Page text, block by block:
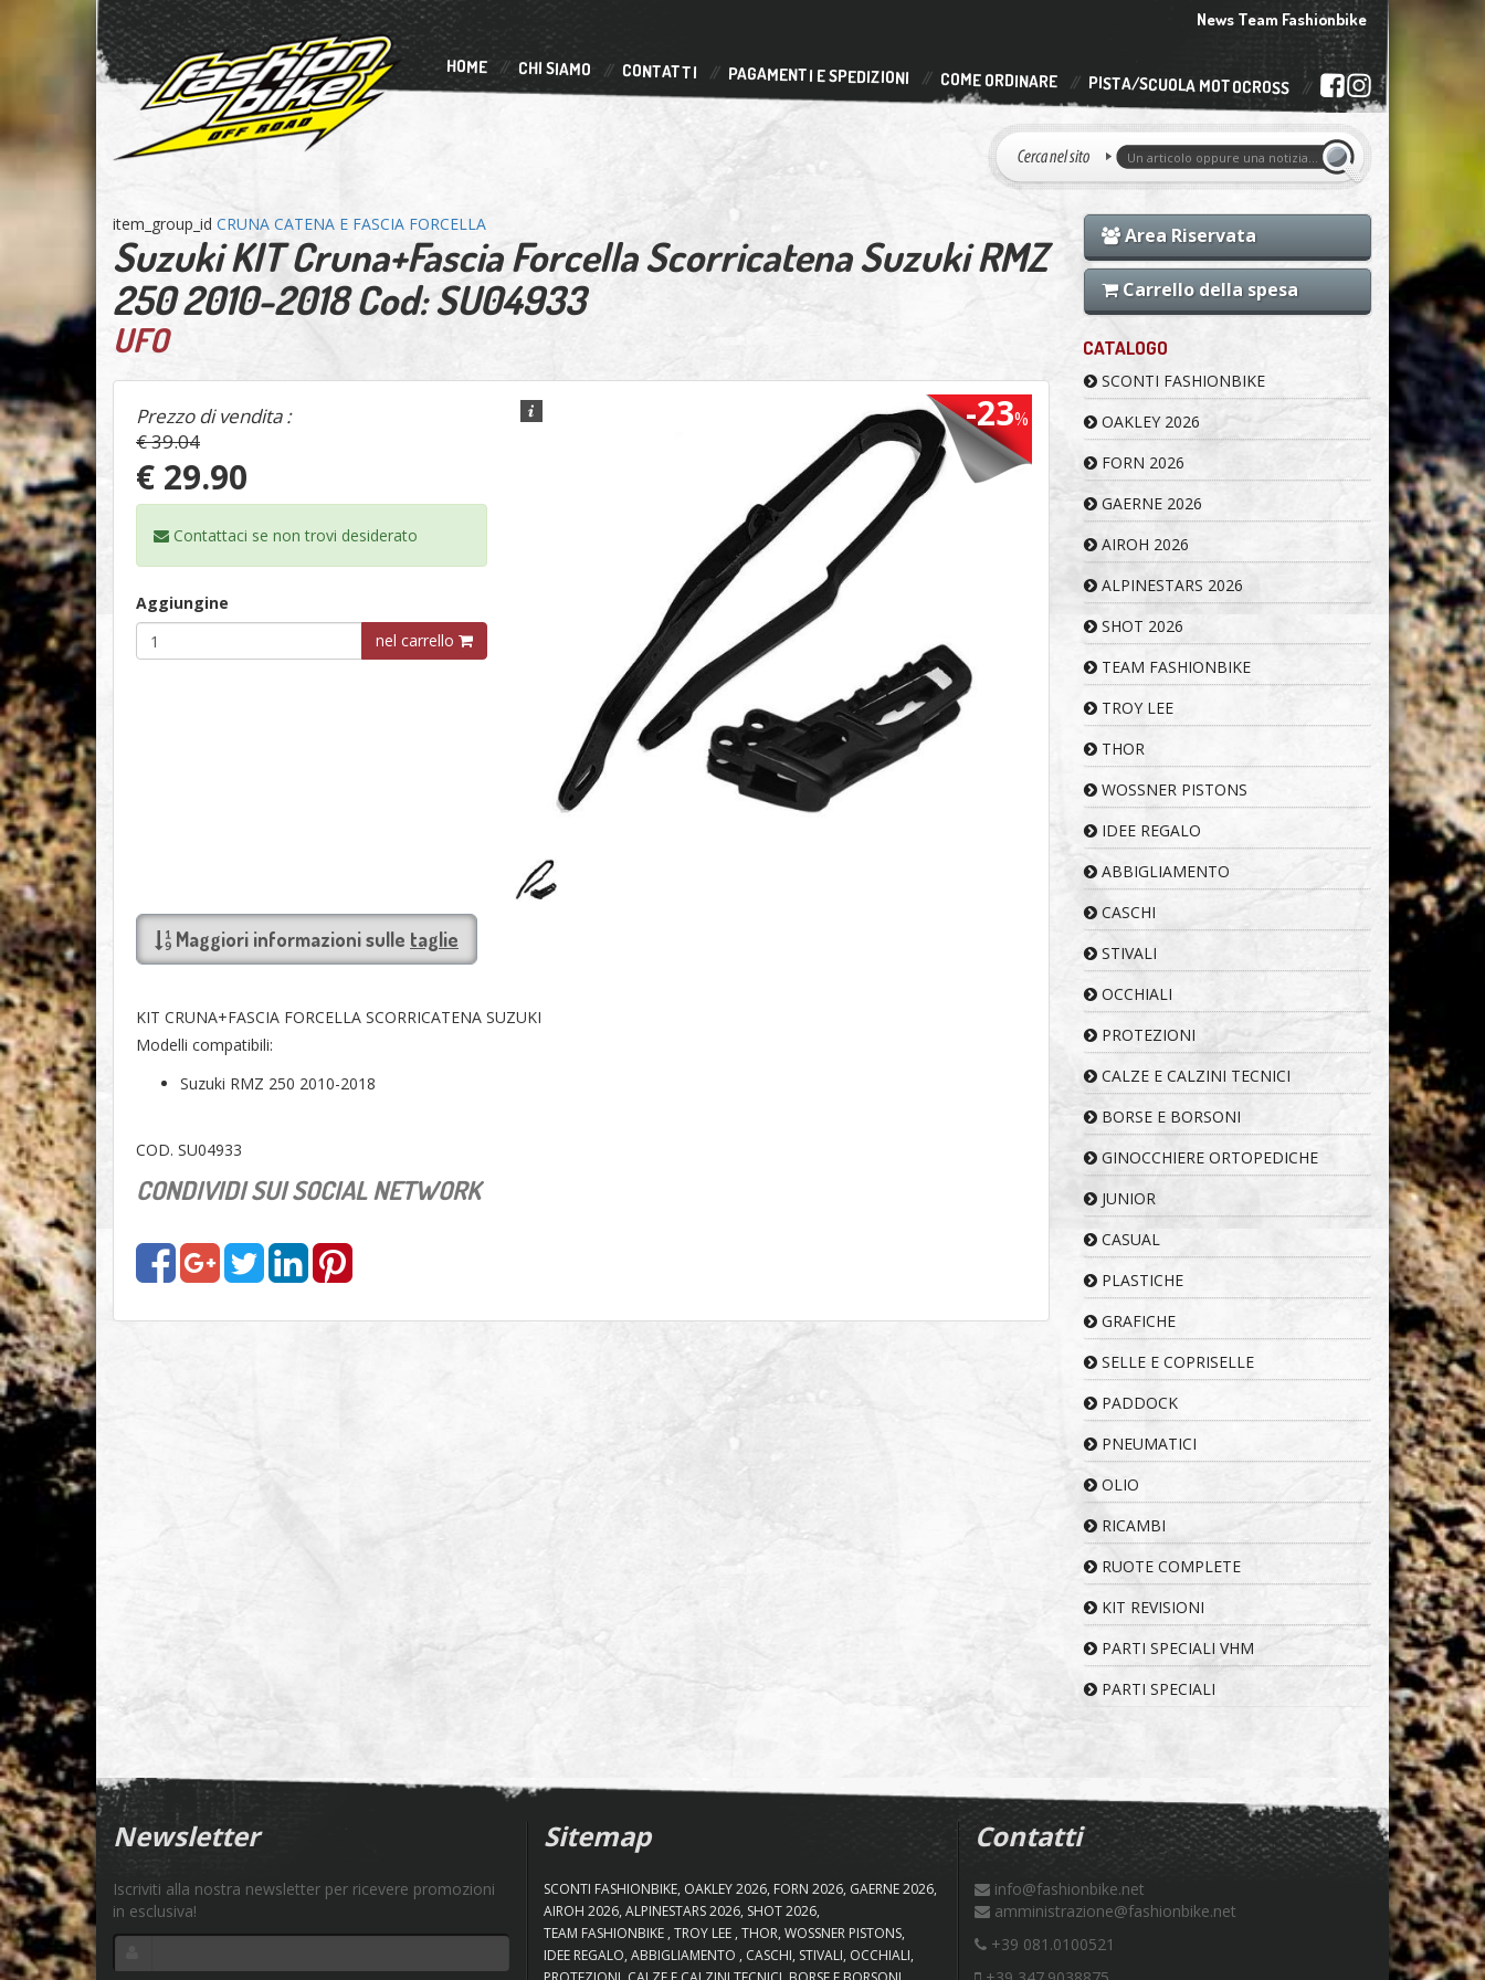
News Team Fashionbike
HOME CHI SIAMO CONTATTI PAGAMENTI E SPEDIZIONI COME ORDINARE PISTA/SCUOLA MOTOCROSS
item_group_id CRUNA CATENA E FASCIA FORCELLA
Suzuki KIT Cruna+Fascia Forcella Scorricatena Suzuki RMZ
250 2010-2018 Cod: SU04933
UFO
-23%
Prezzo di vendita :
€ 39.04
€ 29.90
Contattaci se non trovi desiderato
Aggiungine
nel carrello
Maggiori informazioni sulle taglie
KIT CRUNA+FASCIA FORCELLA SCORRICATENA SUZUKI
Modelli compatibili:
Suzuki RMZ 250 2010-2018
COD. SU04933
CONDIVIDI SUI SOCIAL NETWORK
Area Riservata
Carrello della spesa
CATALOGO
SCONTI FASHIONBIKE
OAKLEY 2026
FORN 2026
GAERNE 2026
AIROH 2026
ALPINESTARS 2026
SHOT 2026
TEAM FASHIONBIKE
TROY LEE
THOR
WOSSNER PISTONS
IDEE REGALO
ABBIGLIAMENTO
CASCHI
STIVALI
OCCHIALI
PROTEZIONI
CALZE E CALZINI TECNICI
BORSE E BORSONI
GINOCCHIERE ORTOPEDICHE
JUNIOR
CASUAL
PLASTICHE
GRAFICHE
SELLE E COPRISELLE
PADDOCK
PNEUMATICI
OLIO
RICAMBI
RUOTE COMPLETE
KIT REVISIONI
PARTI SPECIALI VHM
PARTI SPECIALI
Newsletter
Iscriviti alla nostra newsletter per ricevere promozioni
in esclusiva!
Sitemap
SCONTI FASHIONBIKE OAKLEY 2026 FORN 2026 GAERNE 2026
AIROH 2026 ALPINESTARS 2026 SHOT 2026
TEAM FASHIONBIKE TROY LEE THOR WOSSNER PISTONS
IDEE REGALO ABBIGLIAMENTO CASCHI STIVALI OCCHIALI
Contatti
info@fashionbike.net
amministrazione@fashionbike.net
+39 081.0100521